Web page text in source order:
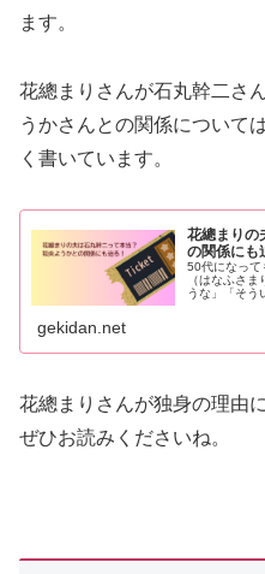
ます。
花總まりさんが石丸幹二さ
うかさんとの関係について
く書いています。
花總まりの
の関係にも
50代になって
（はなふさ
うな」「そう
gekidan.net
花總まりさんが独身の理由
ぜひお読みくださいね。